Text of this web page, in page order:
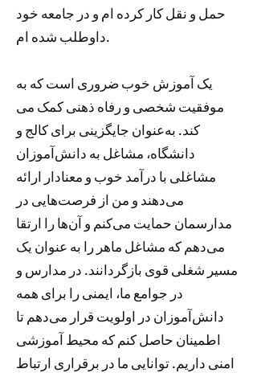
حمل و نقل کار کرده ام و در جامعه خود
داوطلب شده ام.
یک آموزش خوب ضروری است که به
موفقیت شخصی و رفاه ذهنی کمک می
کند. به‌عنوان جایگزینی برای کالج و
دانشگاه، مشاغل به دانش‌آموزان
مشاغلی با درآمد خوب و معنادار ارائه
می‌دهند و من از فرصت‌هایی در
مدارسمان حمایت می‌کنم و آن‌ها را ارتقا
می‌دهم که مشاغل ماهر را به عنوان یک
مسیر شغلی قوی بازگردانند. در مدارس و
در جوامع ما، ایمنی را برای همه
دانش‌آموزان در اولویت قرار می‌دهم تا
اطمینان حاصل کنم که محیط آموزشی
امنی داریم. توانایی ما در برقراری ارتباط